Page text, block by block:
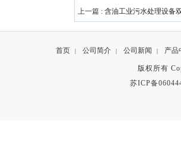
上一篇 : 含油工业污水处理设备
首页 | 公司简介 | 公司新闻 | 产品
版权所有
苏ICP备